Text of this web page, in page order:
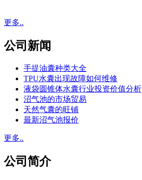
更多..
公司新闻
手提油囊种类大全
TPU水囊出现故障如何维修
液袋圆锥体水囊行业投资价值分析
沼气池的市场贸易
天然气囊的旺铺
最新沼气池报价
更多..
公司简介